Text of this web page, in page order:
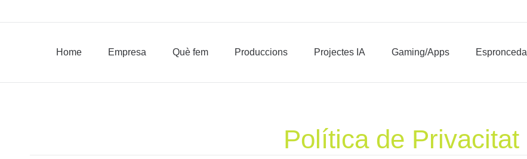
Home Empresa Què fem Produccions Projectes IA Gaming/Apps Espronceda
Política de Privacitat